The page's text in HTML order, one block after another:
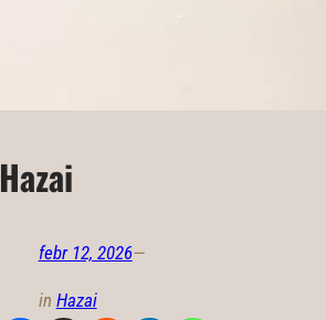
Hazai
febr 12, 2026—
in Hazai